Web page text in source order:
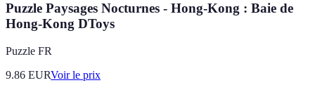
Puzzle Paysages Nocturnes - Hong-Kong : Baie de
Hong-Kong DToys
Puzzle FR
9.86 EURVoir le prix